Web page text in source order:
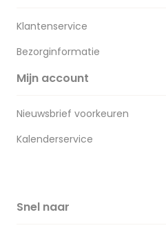
Klantenservice
Bezorginformatie
Mijn account
Nieuwsbrief voorkeuren
Kalenderservice
Snel naar